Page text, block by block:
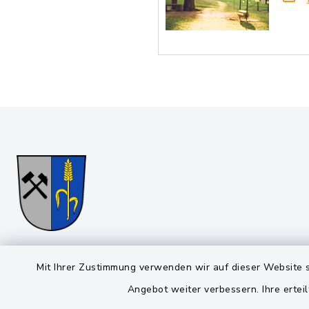
Mit Ihrer Zustimmung verwenden wir auf dieser
Angebot weiter verbessern. Ihre
Gemeinde Stulln